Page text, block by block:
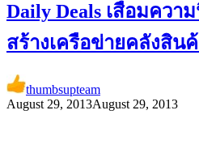
Daily Deals เสื่อมควา
สร้างเครือข่ายคลังสิน
thumbsupteam
August 29, 2013August 29, 2013